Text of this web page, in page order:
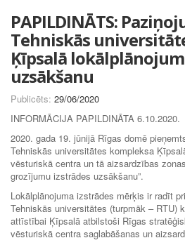
PAPILDINĀTS:
Tehniskās
Ķīpsalā
uzsākšanu
Publicēts: 29/06/2020
INFORMĀCIJA PAPILDINĀTA 6.10.2020.
2020. gada 19. jūnijā Rīgas domē
Tehniskās universitātes kompleksa
vēsturiskā centra un tā aizsardzības
grozījumu izstrādes uzsākšanu”.
Lokālplānojuma izstrādes mērķis ir radīt
Tehniskās universitātes (turpmāk – RTU)
attīstībai Ķīpsalā atbilstoši Rīgas
vēsturiskā centra saglabāšanas un